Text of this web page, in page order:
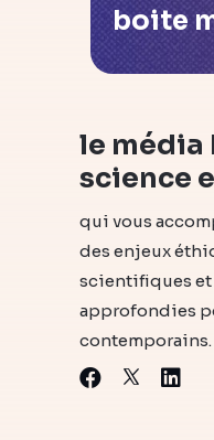
boite
le
science
qui vous
des enjeux
scientifiques et
approfondies
contemporains.
Facebook
X